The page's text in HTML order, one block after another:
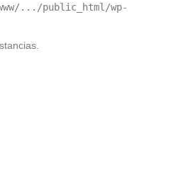
.../public_html/wp-